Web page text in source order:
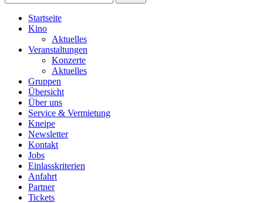
Startseite
Kino
Aktuelles
Veranstaltungen
Konzerte
Aktuelles
Gruppen
Übersicht
Über uns
Service & Vermietung
Kneipe
Newsletter
Kontakt
Jobs
Einlasskriterien
Anfahrt
Partner
Tickets